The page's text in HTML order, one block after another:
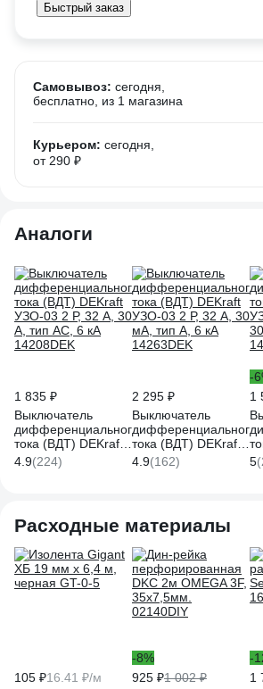
Быстрый заказ
Самовывоз: сегодня,
бесплатно , из 1 магазина
Курьером: сегодня,
от 290 ₽
Аналоги
1 835 ₽
Выключатель
дифференциального
тока (ВДТ) DEKraft
УЗО-03 2 Р, 32 А, 30
А, тип AC, 6 кА
4.9(224)
2 295 ₽
Выключатель
дифференциального
тока (ВДТ) DEKraft
УЗО-03 2 Р, 32 А, 30
мА, тип А, 6 кА
4.9(162)
-
1
5
Расходные материалы
105 ₽16.41 ₽/м
-8%
925 ₽1 002 ₽
-
1